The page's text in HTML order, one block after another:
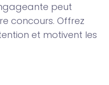
peut
concours. Offrez
et motivent les